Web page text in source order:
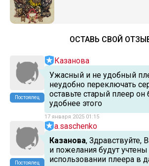
ОСТАВЬ СВОЙ
Постоялец
Казанова
Ужасный и не удобный
неудобно переключать
оставьте старый плеер он
удобнее этого
17 января 2025 01:15
Постоялец
a.saschenko
Казанова, Здравствуйте,
и пожелания будут
использовании плеера в